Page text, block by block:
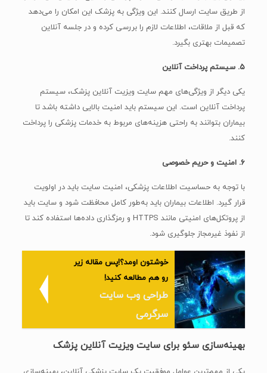
از طریق سایت ارسال کنند. این ویژگی به پزشک این امکان را می‌دهد
که قبل از ملاقات، اطلاعات لازم را بررسی کرده و در جلسه آنلاین
تصمیمات بهتری بگیرد.
۵. سیستم پرداخت آنلاین
یکی دیگر از ویژگی‌های مهم سایت ویزیت آنلاین پزشک، سیستم
پرداخت آنلاین است. این سیستم باید امنیت بالایی داشته باشد تا
بیماران بتوانند به راحتی هزینه‌های مربوط به خدمات پزشکی را پرداخت
کنند.
۶. امنیت و حریم خصوصی
با توجه به حساسیت اطلاعات پزشکی، امنیت سایت باید در اولویت
قرار گیرد. اطلاعات بیماران باید به‌طور کامل محافظت شود و سایت باید
از پروتکل‌های امنیتی مانند HTTPS و رمزگذاری داده‌ها استفاده کند تا
از نفوذ غیرمجاز جلوگیری شود.
خوشتون اومد؟!پس مقاله زیر
رو هم مطالعه کنید!
طراحی وب سایت
سرگرمی
بهینه‌سازی سئو برای سایت ویزیت آنلاین پزشک